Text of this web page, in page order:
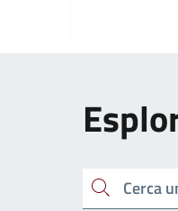
Cerca una parola chiave